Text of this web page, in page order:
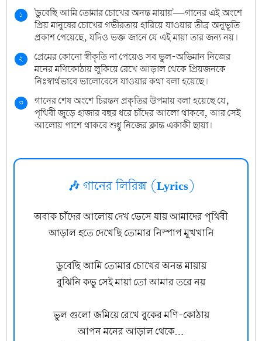
১
'ডুবেছি আমি তোমার চোখের অনন্ত মায়ায়'—গানের এই অংশে
প্রিয় মানুষের চোখের গভীরতায় হারিয়ে যাওয়ার তীব্র অনুভূতি
প্রকাশ পেয়েছে, যদিও ভক্ত জানে যে এই মায়া তার জন্য নয়।
২
প্রেমের কোনো স্বীকৃতি না পেয়েও সব ভুল-অভিমান নিজের
মনের মণিকোঠায় লুকিয়ে রেখে আড়াল থেকে প্রিয়জনকে
নিঃস্বার্থভাবে ভালোবেসে যাওয়ার কথা বলা হয়েছে।
৩
গানের শেষ অংশে চিরন্তন প্রকৃতির উপমায় বলা হয়েছে যে,
পৃথিবী জুড়ে হাজার বছর ধরে চাঁদের আলো থাকবে, আর সেই
আলোয় পাশে থাকবে শুধু নিজের ক্লান্ত একাকী ছায়া।
🎶 গানের লিরিক্স (Lyrics)
অবাক চাঁদের আলোয় দেখ ভেসে যায় আমাদের পৃথিবী
আড়াল হতে দেখেছি তোমার নিস্পাপ মুখখানি
ডুবেছি আমি তোমার চোখের অনন্ত মায়ায়
বুঝিনি কভু সেই মায়া তো আমার তরে নয়
ভুল গুলো জমিয়ে রেখে বুকের মণি-কোঠায়
আপন মনের আড়াল থেকে…